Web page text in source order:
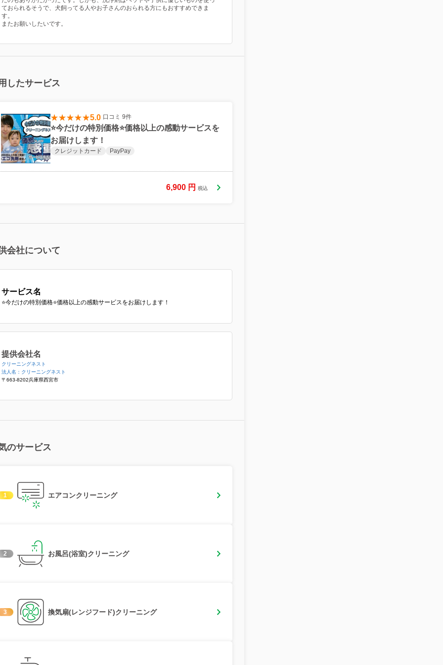
ておられるそうで、犬飼ってる人やお子さんのおられる方にもおすすめできま
す。
またお願いしたいです。
したサービス
5.0 口コミ 9件
⭐️今だけの特別価格⭐️価格以上の感動サービスを
お届けします！
クレジットカード PayPay
6,900 円 税込
会社について
サービス名
⭐️今だけの特別価格⭐️価格以上の感動サービスをお届けします！
提供会社名
クリーニングネスト
法人名：クリーニングネスト
〒663-8202兵庫県西宮市
のサービス
1 エアコンクリーニング
2 お風呂(浴室)クリーニング
3 換気扇(レンジフード)クリーニング